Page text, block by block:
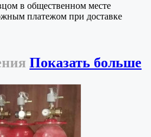
в общественном месте
платежом при доставке
Показать больше